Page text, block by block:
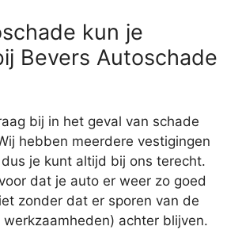
kun je
Bevers Autoschade
bij in het geval van schade
hebben meerdere vestigingen
je kunt altijd bij ons terecht.
dat je auto er weer zo goed
zonder dat er sporen van de
achter blijven.